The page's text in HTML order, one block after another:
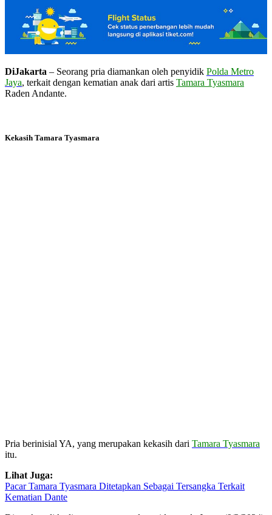
DiJakarta – Seorang pria diamankan oleh penyidik Polda Metro
Jaya, terkait dengan kematian anak dari artis Tamara Tyasmara
Raden Andante.
Kekasih Tamara Tyasmara
Pria berinisial YA, yang merupakan kekasih dari Tamara Tyasmara
itu.
Lihat Juga:
Pacar Tamara Tyasmara Ditetapkan Sebagai Tersangka Terkait
Kematian Dante